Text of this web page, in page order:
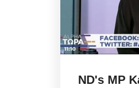
ND's MP
Police